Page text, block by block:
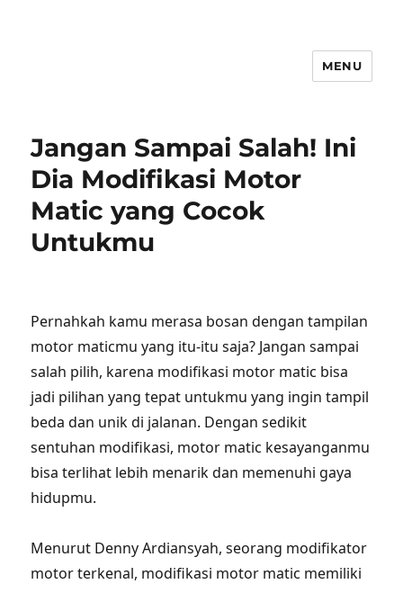
MENU
Jangan Sampai Salah! Ini
Dia Modifikasi Motor
Matic yang Cocok
Untukmu
Pernahkah kamu merasa bosan dengan tampilan
motor maticmu yang itu-itu saja? Jangan sampai
salah pilih, karena modifikasi motor matic bisa
jadi pilihan yang tepat untukmu yang ingin tampil
beda dan unik di jalanan. Dengan sedikit
sentuhan modifikasi, motor matic kesayanganmu
bisa terlihat lebih menarik dan memenuhi gaya
hidupmu.
Menurut Denny Ardiansyah, seorang modifikator
motor terkenal, modifikasi motor matic memiliki